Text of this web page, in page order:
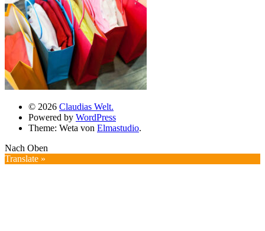
© 2026 Claudias Welt.
Powered by WordPress
Theme: Weta von Elmastudio.
Nach Oben
Translate »